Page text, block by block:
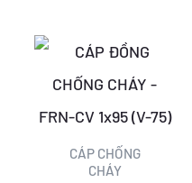
CÁP CHỐNG
CHÁY
Giá
gốc
là:
375.562 ₫.
Giá
hiện
tại
là: